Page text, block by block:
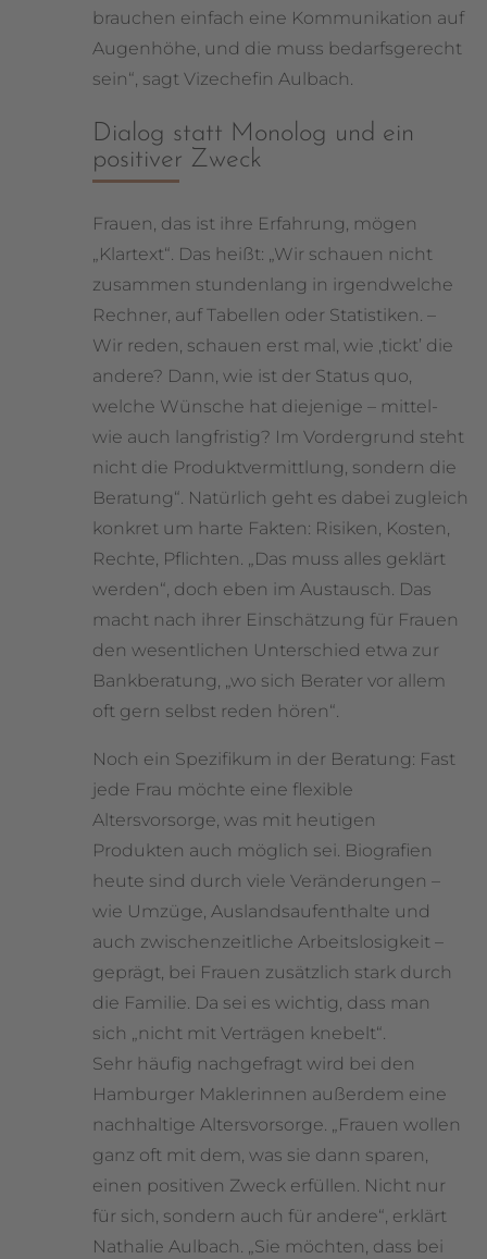
brauchen einfach eine Kommunikation auf
Augenhöhe, und die muss bedarfsgerecht
sein“, sagt Vizechefin Aulbach.
Dialog statt Monolog und ein
positiver Zweck
Frauen, das ist ihre Erfahrung, mögen
„Klartext“. Das heißt: „Wir schauen nicht
zusammen stundenlang in irgendwelche
Rechner, auf Tabellen oder Statistiken. –
Wir reden, schauen erst mal, wie ‚tickt’ die
andere? Dann, wie ist der Status quo,
welche Wünsche hat diejenige – mittel-
wie auch langfristig? Im Vordergrund steht
nicht die Produktvermittlung, sondern die
Beratung“. Natürlich geht es dabei zugleich
konkret um harte Fakten: Risiken, Kosten,
Rechte, Pflichten. „Das muss alles geklärt
werden“, doch eben im Austausch. Das
macht nach ihrer Einschätzung für Frauen
den wesentlichen Unterschied etwa zur
Bankberatung, „wo sich Berater vor allem
oft gern selbst reden hören“.
Noch ein Spezifikum in der Beratung: Fast
jede Frau möchte eine flexible
Altersvorsorge, was mit heutigen
Produkten auch möglich sei. Biografien
heute sind durch viele Veränderungen –
wie Umzüge, Auslandsaufenthalte und
auch zwischenzeitliche Arbeitslosigkeit –
geprägt, bei Frauen zusätzlich stark durch
die Familie. Da sei es wichtig, dass man
sich „nicht mit Verträgen knebelt“.
Sehr häufig nachgefragt wird bei den
Hamburger Maklerinnen außerdem eine
nachhaltige Altersvorsorge. „Frauen wollen
ganz oft mit dem, was sie dann sparen,
einen positiven Zweck erfüllen. Nicht nur
für sich, sondern auch für andere“, erklärt
Nathalie Aulbach. „Sie möchten, dass bei